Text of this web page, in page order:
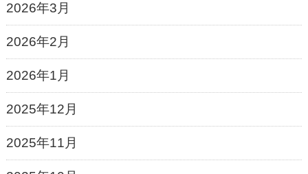
2026年3月
2026年2月
2026年1月
2025年12月
2025年11月